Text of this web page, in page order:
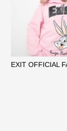
EXIT OFFICIAL